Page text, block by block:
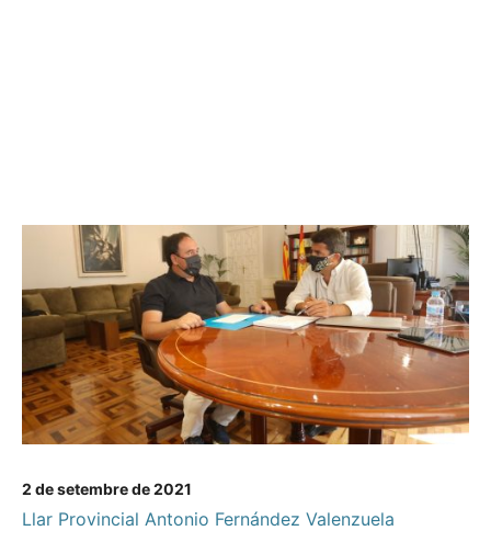
2 de setembre de 2021
Llar Provincial Antonio Fernández Valenzuela